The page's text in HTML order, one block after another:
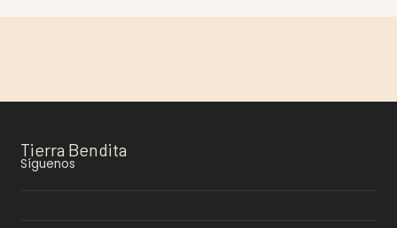
Tierra Bendita
Síguenos